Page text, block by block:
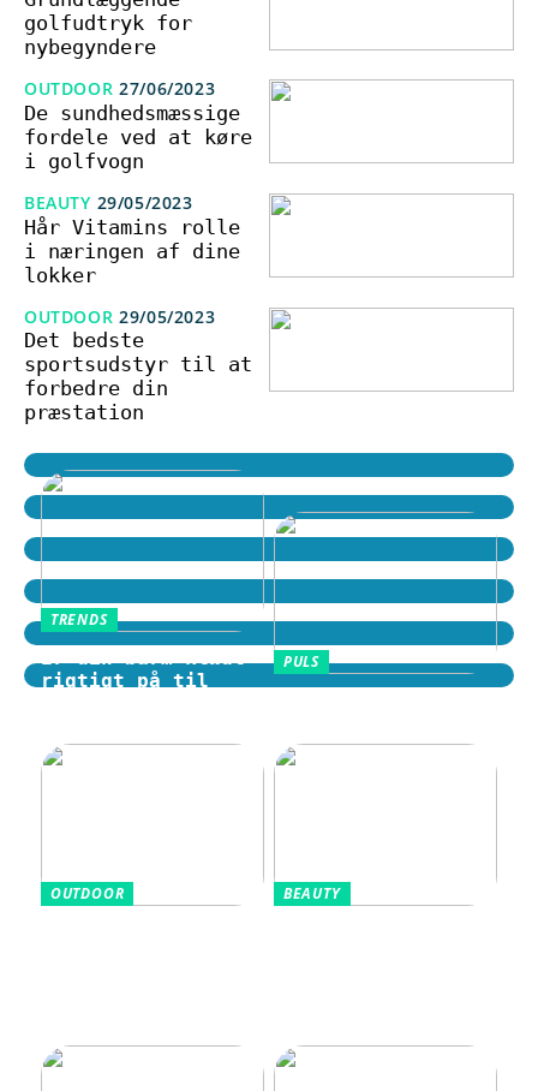
golfudtryk for
nybegyndere
OUTDOOR 27/06/2023
De sundhedsmæssige
fordele ved at køre
i golfvogn
BEAUTY 29/05/2023
Hår Vitamins rolle
i næringen af dine
lokker
OUTDOOR 29/05/2023
Det bedste
sportsudstyr til at
forbedre din
præstation
TRENDS
Er din barm klædt
rigtigt på til
PULS
OUTDOOR BEAUTY